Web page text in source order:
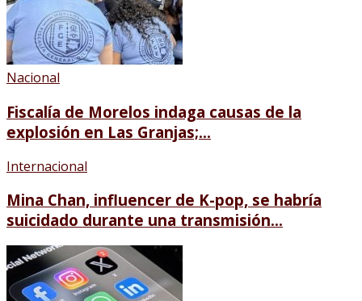
Nacional
Fiscalía de Morelos indaga causas de la
explosión en Las Granjas;...
Internacional
Mina Chan, influencer de K-pop, se habría
suicidado durante una transmisión...